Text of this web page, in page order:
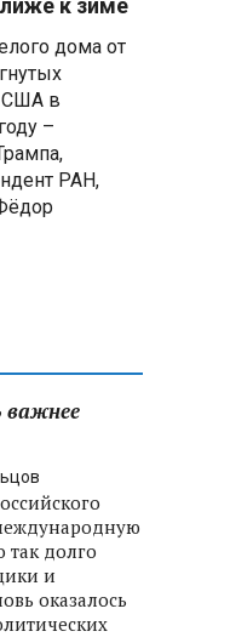
и под
на
Гуль
ударами
попытку
района
от
к зиме
дома от
США в
–
РАН,
важнее
так долго
и
оказалось